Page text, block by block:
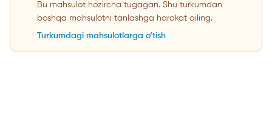
Bu mahsulot hozircha tugagan. Shu turkumdan
boshqa mahsulotni tanlashga harakat qiling.
Turkumdagi mahsulotlarga o‘tish